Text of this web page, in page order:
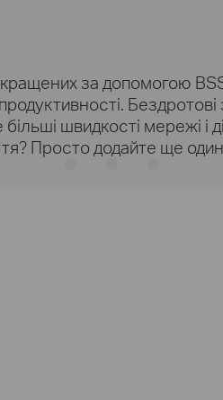
за допомогою
швидкості мережі і
Просто додайте ще